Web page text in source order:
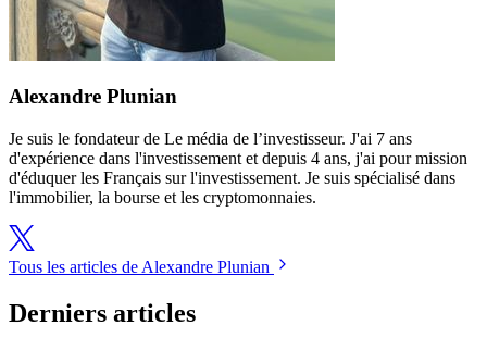
Alexandre Plunian
Je suis le fondateur de Le média de l’investisseur. J'ai 7 ans
d'expérience dans l'investissement et depuis 4 ans, j'ai pour mission
d'éduquer les Français sur l'investissement. Je suis spécialisé dans
l'immobilier, la bourse et les cryptomonnaies.
Tous les articles de Alexandre Plunian
Derniers articles